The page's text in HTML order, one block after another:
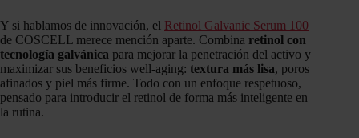
Y si hablamos de innovación, el Retinol Galvanic Serum 100
de COSCELL merece mención aparte. Combina retinol con
tecnología galvánica para mejorar la penetración del activo y
maximizar sus beneficios well-aging: textura más lisa, poros
afinados y piel más firme. Todo con un enfoque respetuoso,
pensado para introducir el retinol de forma más inteligente en
la rutina.